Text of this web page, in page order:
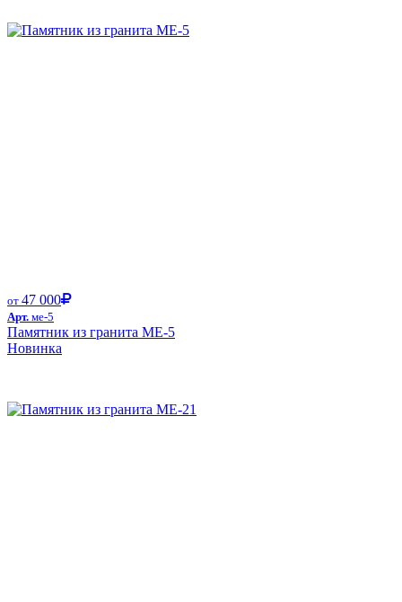
от 47 000
Арт. ме-5
Памятник из гранита ME-5
Новинка